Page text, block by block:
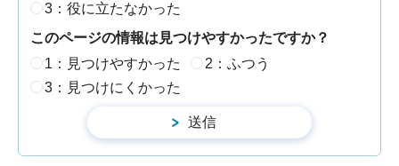
3：役に立たなかった
このページの情報は見つけやすかったですか？
1：見つけやすかった
2：ふつう
3：見つけにくかった